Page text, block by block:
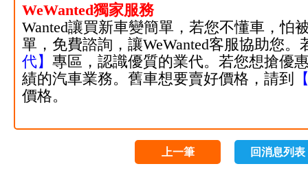
WeWanted獨家服務
Wanted讓買新車變簡單，若您不懂車，怕
單 ，免費諮詢， 讓WeWanted客服協助您
代】 專區 ，認識優質的業代。若您想搶優
績的汽車業務。舊車想要賣好價格，請到
價格。
上一筆 回消息列表